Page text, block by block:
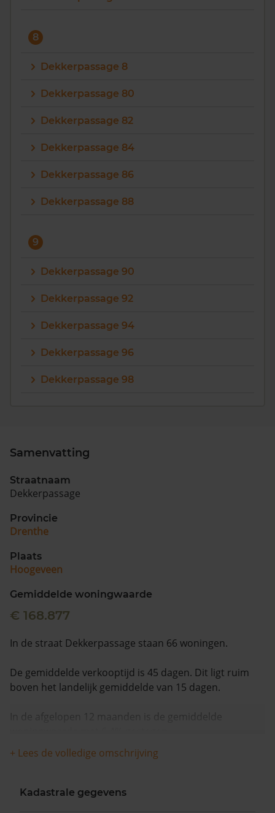
8
Dekkerpassage 8
Dekkerpassage 80
Dekkerpassage 82
Dekkerpassage 84
Dekkerpassage 86
Dekkerpassage 88
9
Dekkerpassage 90
Dekkerpassage 92
Dekkerpassage 94
Dekkerpassage 96
Dekkerpassage 98
Samenvatting
Straatnaam
Dekkerpassage
Provincie
Drenthe
Plaats
Hoogeveen
Gemiddelde woningwaarde
€ 168.877
In de straat Dekkerpassage staan 66 woningen.
De gemiddelde verkooptijd is 45 dagen. Dit ligt ruim
boven het landelijk gemiddelde van 15 dagen.
In de afgelopen 12 maanden is de gemiddelde
+ Lees de volledige omschrijving
Kadastrale gegevens